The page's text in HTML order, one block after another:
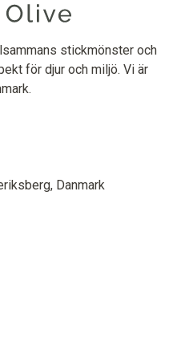
stickmönster och
för djur och miljö. Vi är
Danmark